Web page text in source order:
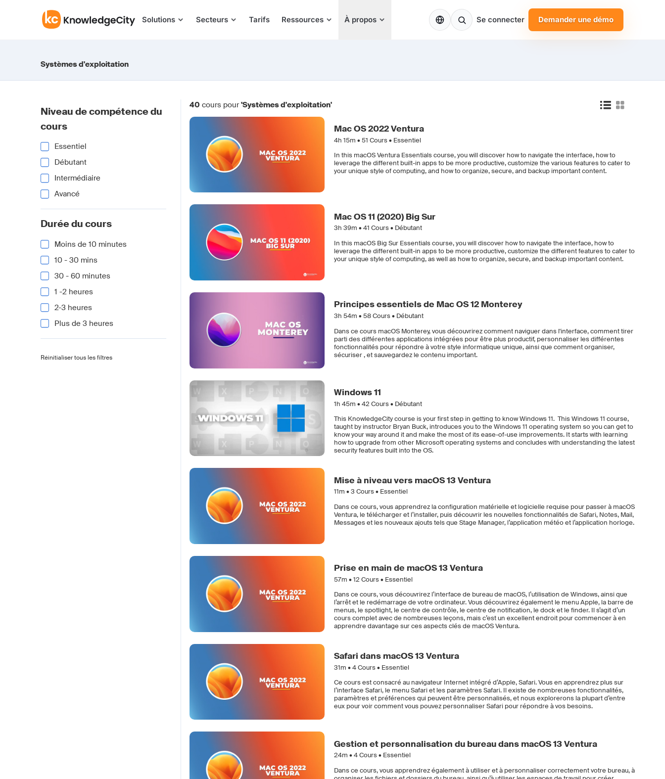
Solutions Secteurs Tarifs Ressources À propos FR Se connecter Demander une démo
Systèmes d'exploitation
Niveau de compétence du
cours
Essentiel
Débutant
Intermédiaire
Avancé
Durée du cours
Moins de 10 minutes
10 - 30 mins
30 - 60 minutes
1 -2 heures
2-3 heures
Plus de 3 heures
Réinitialiser tous les filtres
40 cours pour'Systèmes d'exploitation'
Mac OS 2022 Ventura
4h 15m •51 Cours • Essentiel
In this macOS Ventura Essentials course, you will discover how to navigate the interface, how to
leverage the different built-in apps to be more productive, customize the various features to cater to
your unique style of computing, and how to organize, secure, and backup important content.
Mac OS 11 (2020) Big Sur
3h 39m •41 Cours • Débutant
In this macOS Big Sur Essentials course, you will discover how to navigate the interface, how to
leverage the different built-in apps to be more productive, customize the different features to cater to
your unique style of computing, as well as how to organize, secure, and backup important content.
Principes essentiels de Mac OS 12 Monterey
3h 54m •58Cours • Débutant
Dans ce cours macOS Monterey, vous découvrirez comment naviguer dans l'interface, comment tirer
parti des différentes applications intégrées pour être plus productif, personnaliser les différentes
fonctionnalités pour répondre à votre style informatique unique, ainsi que comment organiser,
sécuriser , et sauvegardez le contenu important.
Windows 11
1h 45m •42Cours • Débutant
This KnowledgeCity course is your first step in getting to know Windows 11. This Windows 11 course,
taught by instructor Bryan Buck, introduces you to the Windows 11 operating system so you can get to
know your way around it and make the most of its ease-of-use improvements. It starts with learning
how to upgrade from other Microsoft operating systems and concludes with understanding the latest
security features built into the OS.
Mise à niveau vers macOS 13 Ventura
11m •3 Cours • Essentiel
Dans ce cours, vous apprendrez la configuration matérielle et logicielle requise pour passer à macOS
Ventura, le télécharger et l’installer, puis découvrir les nouvelles fonctionnalités de Safari, Notes, Mail,
Messages et les nouveaux ajouts tels que Stage Manager, l’application météo et l’application horloge.
Prise en main de macOS 13 Ventura
57m •12Cours • Essentiel
Dans ce cours, vous découvrirez l’interface de bureau de macOS, l’utilisation de Windows, ainsi que
l’arrêt et le redémarrage de votre ordinateur. Vous découvrirez également le menu Apple, la barre de
menus, le spotlight, le centre de contrôle, le centre de notification, le dock et le finder. Il s’agit d’un
cours complet avec de nombreuses leçons, mais c’est un excellent endroit pour commencer à en
apprendre davantage sur ces aspects clés de macOS Ventura.
Safari dans macOS 13 Ventura
31m •4Cours • Essentiel
Ce cours est consacré au navigateur Internet intégré d’Apple, Safari. Vous en apprendrez plus sur
l’interface Safari, le menu Safari et les paramètres Safari. Il existe de nombreuses fonctionnalités,
paramètres et préférences qui peuvent être personnalisés, et nous explorerons la plupart d’entre
eux pour voir comment vous pouvez personnaliser Safari pour répondre à vos besoins.
Gestion et personnalisation du bureau dans macOS 13 Ventura
24m •4Cours • Essentiel
Dans ce cours, vous apprendrez également à utiliser et à personnaliser correctement votre bureau, à